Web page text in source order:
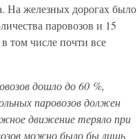
На железных дорогах было
паровозов и 15
том числе почти все
дошло до 60 %,
паровозов должен
движение теряло при
можно было бы лишь